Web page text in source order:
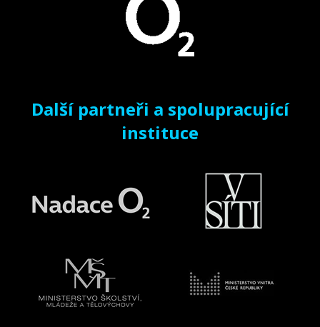
Další partneři a spolupracující
instituce